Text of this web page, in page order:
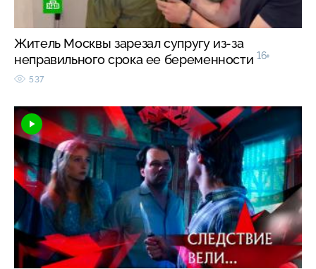
Житель Москвы зарезал супругу из-за
неправильного срока ее беременности 16+
537